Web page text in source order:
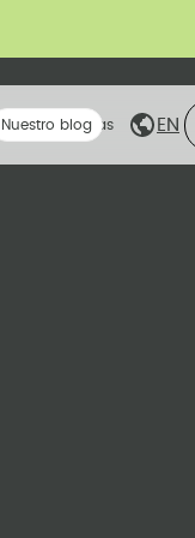
compartidas
Nuestro blog EN